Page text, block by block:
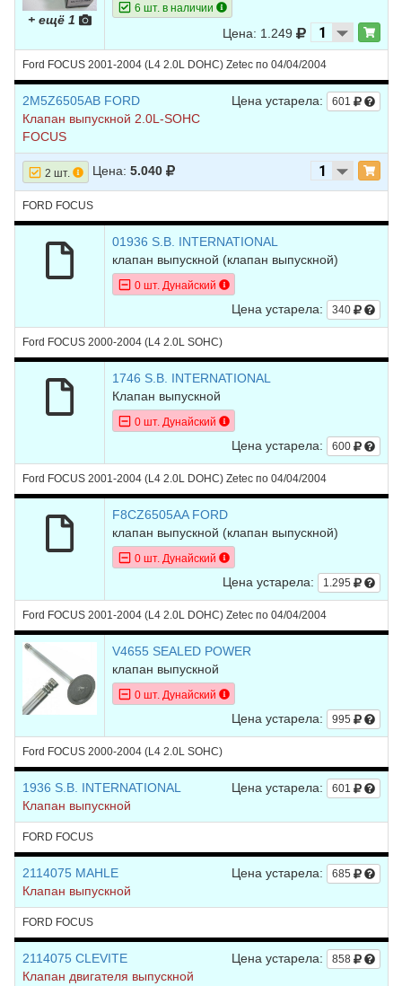
+ ещё 1
6 шт. в наличии
Цена: 1.249
Ford FOCUS 2001-2004 (L4 2.0L DOHC) Zetec по 04/04/2004
Цена устарела: 601
2M5Z6505AB FORD
Клапан выпускной 2.0L-SOHC
FOCUS
2 шт. Цена: 5.040
FORD FOCUS
01936 S.B. INTERNATIONAL
клапан выпускной (клапан выпускной)
0 шт. Дунайский
Цена устарела: 340
Ford FOCUS 2000-2004 (L4 2.0L SOHC)
1746 S.B. INTERNATIONAL
Клапан выпускной
0 шт. Дунайский
Цена устарела: 600
Ford FOCUS 2001-2004 (L4 2.0L DOHC) Zetec по 04/04/2004
F8CZ6505AA FORD
клапан выпускной (клапан выпускной)
0 шт. Дунайский
Цена устарела: 1.295
Ford FOCUS 2001-2004 (L4 2.0L DOHC) Zetec по 04/04/2004
V4655 SEALED POWER
клапан выпускной
0 шт. Дунайский
Цена устарела: 995
Ford FOCUS 2000-2004 (L4 2.0L SOHC)
Цена устарела: 601
1936 S.B. INTERNATIONAL
Клапан выпускной
FORD FOCUS
Цена устарела: 685
2114075 MAHLE
Клапан выпускной
FORD FOCUS
Цена устарела: 858
2114075 CLEVITE
Клапан двигателя выпускной